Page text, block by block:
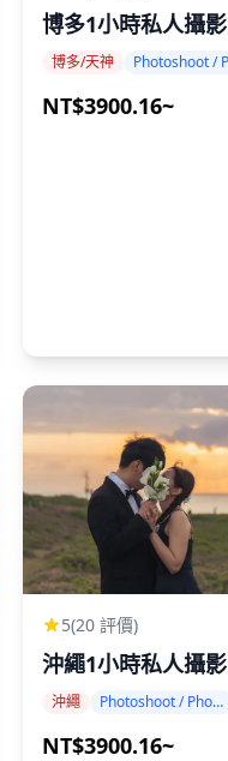
博多1小時私人攝影
博多/天神
NT$3900.16~
5(20 評價)
沖繩1小時私人攝影
沖繩 Photoshoot / Photo tour
NT$3900.16~